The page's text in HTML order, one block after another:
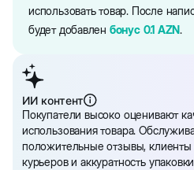
использовать товар. После
будет добавлен бонус 0.1 AZN.
ИИ контент
Покупатели высоко оценивают
использования товара.
положительные отзывы,
курьеров и аккуратность